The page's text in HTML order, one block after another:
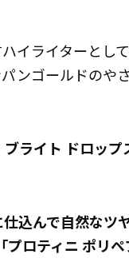
イライターとし
ンゴールドのや
ライト ドロッ
込んで自然なツ
ロティニ ポリペ